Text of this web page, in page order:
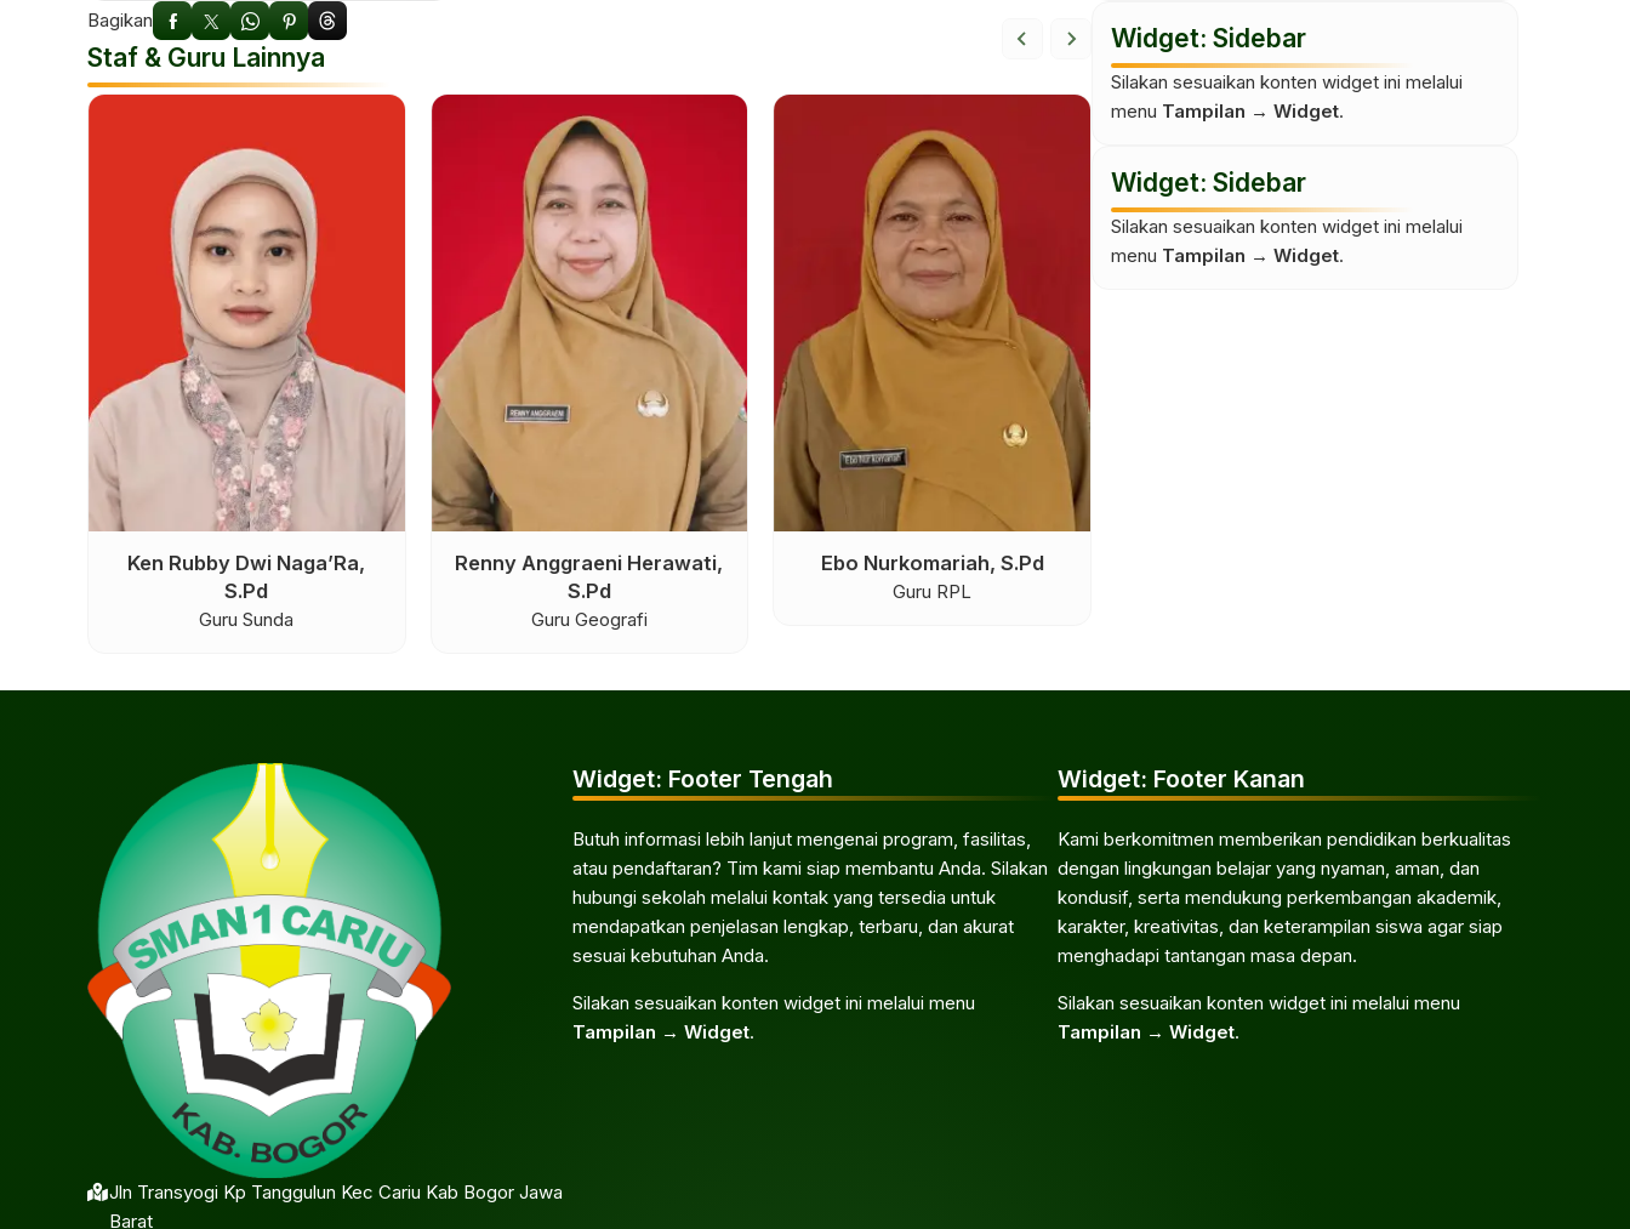
Bagikan
Staf & Guru Lainnya
Ken Rubby Dwi Naga’Ra,
S.Pd
Guru Sunda
Renny Anggraeni Herawati,
S.Pd
Guru Geografi
Ebo Nurkomariah, S.Pd
Guru RPL
Widget: Sidebar
Silakan sesuaikan konten widget ini melalui
menu Tampilan → Widget.
Widget: Sidebar
Silakan sesuaikan konten widget ini melalui
menu Tampilan → Widget.
Jln Transyogi Kp Tanggulun Kec Cariu Kab Bogor Jawa
Barat
Widget: Footer Tengah
Butuh informasi lebih lanjut mengenai program, fasilitas,
atau pendaftaran? Tim kami siap membantu Anda. Silakan
hubungi sekolah melalui kontak yang tersedia untuk
mendapatkan penjelasan lengkap, terbaru, dan akurat
sesuai kebutuhan Anda.
Silakan sesuaikan konten widget ini melalui menu
Tampilan → Widget.
Widget: Footer Kanan
Kami berkomitmen memberikan pendidikan berkualitas
dengan lingkungan belajar yang nyaman, aman, dan
kondusif, serta mendukung perkembangan akademik,
karakter, kreativitas, dan keterampilan siswa agar siap
menghadapi tantangan masa depan.
Silakan sesuaikan konten widget ini melalui menu
Tampilan → Widget.